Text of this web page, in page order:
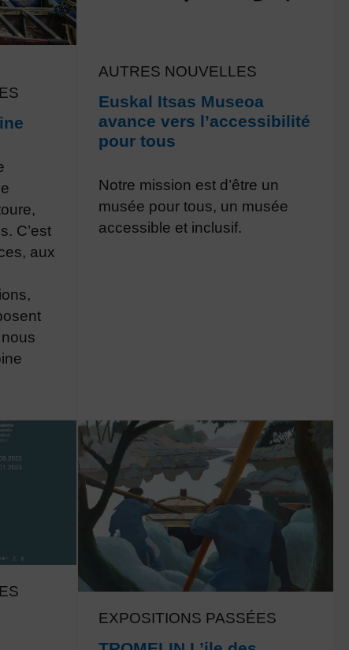
C’est
aux
AUTRES NOUVELLES
Euskal Itsas Museoa
avance vers l’accessibilité
pour tous
Notre mission est d’être un
musée pour tous, un musée
accessible et inclusif.
EXPOSITIONS PASSÉES